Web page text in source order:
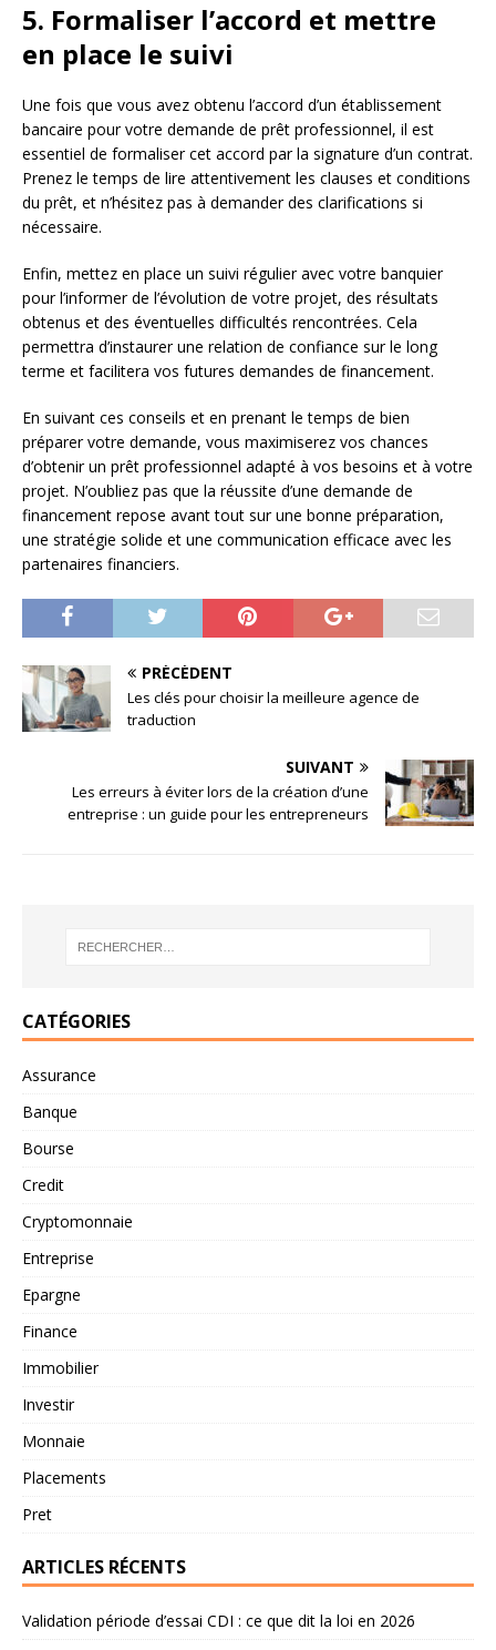
5. Formaliser l’accord et mettre
en place le suivi
Une fois que vous avez obtenu l’accord d’un établissement
bancaire pour votre demande de prêt professionnel, il est
essentiel de formaliser cet accord par la signature d’un contrat.
Prenez le temps de lire attentivement les clauses et conditions
du prêt, et n’hésitez pas à demander des clarifications si
nécessaire.
Enfin, mettez en place un suivi régulier avec votre banquier
pour l’informer de l’évolution de votre projet, des résultats
obtenus et des éventuelles difficultés rencontrées. Cela
permettra d’instaurer une relation de confiance sur le long
terme et facilitera vos futures demandes de financement.
En suivant ces conseils et en prenant le temps de bien
préparer votre demande, vous maximiserez vos chances
d’obtenir un prêt professionnel adapté à vos besoins et à votre
projet. N’oubliez pas que la réussite d’une demande de
financement repose avant tout sur une bonne préparation,
une stratégie solide et une communication efficace avec les
partenaires financiers.
PRÉCÉDENT
Les clés pour choisir la meilleure agence de
traduction
SUIVANT
Les erreurs à éviter lors de la création d’une
entreprise : un guide pour les entrepreneurs
CATÉGORIES
Assurance
Banque
Bourse
Credit
Cryptomonnaie
Entreprise
Epargne
Finance
Immobilier
Investir
Monnaie
Placements
Pret
ARTICLES RÉCENTS
Validation période d’essai CDI : ce que dit la loi en 2026